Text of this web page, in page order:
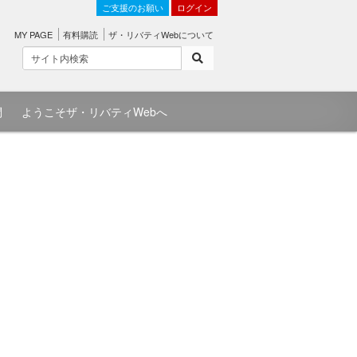
ご支援のお願い ログイン
MY PAGE 有料購読 ザ・リバティWebについて
ようこそザ・リバティWebへ